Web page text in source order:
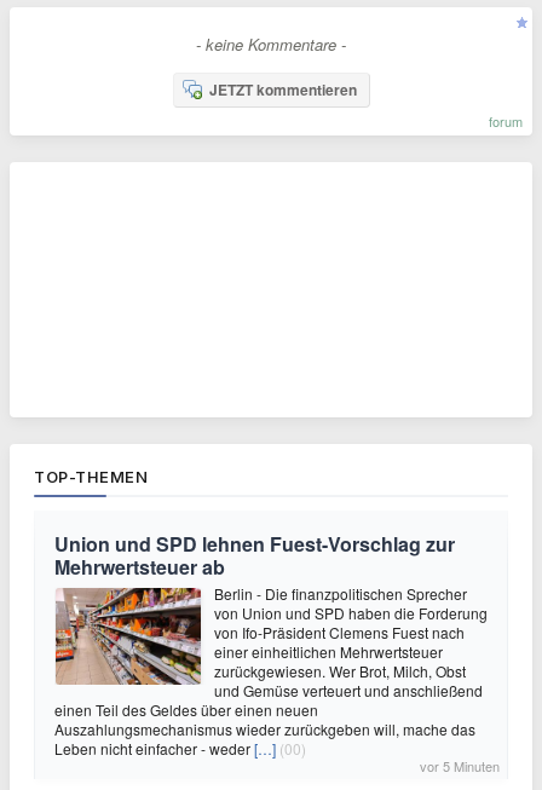
- keine Kommentare -
JETZT kommentieren
forum
TOP-THEMEN
Union und SPD lehnen Fuest-Vorschlag zur
Mehrwertsteuer ab
Berlin - Die finanzpolitischen Sprecher
von Union und SPD haben die Forderung
von Ifo-Präsident Clemens Fuest nach
einer einheitlichen Mehrwertsteuer
zurückgewiesen. Wer Brot, Milch, Obst
und Gemüse verteuert und anschließend
einen Teil des Geldes über einen neuen
Auszahlungsmechanismus wieder zurückgeben will, mache das
Leben nicht einfacher - weder[…] (00)
vor 5 Minuten